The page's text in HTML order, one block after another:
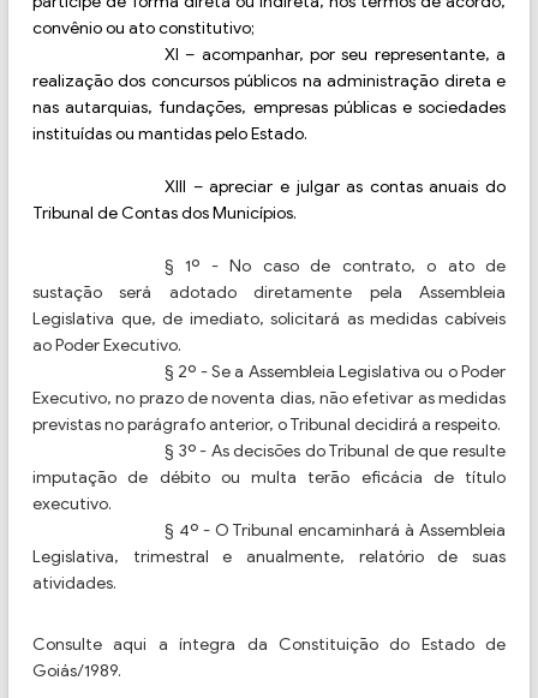
convênio ou ato constitutivo;
XI – acompanhar, por seu representante, a
realização dos concursos públicos na administração direta e
nas autarquias, fundações, empresas públicas e sociedades
instituídas ou mantidas pelo Estado.
XIII – apreciar e julgar as contas anuais do
Tribunal de Contas dos Municípios.
§ 1º - No caso de contrato, o ato de
sustação será adotado diretamente pela Assembleia
Legislativa que, de imediato, solicitará as medidas cabíveis
ao Poder Executivo.
§ 2º - Se a Assembleia Legislativa ou o Poder
Executivo, no prazo de noventa dias, não efetivar as medidas
previstas no parágrafo anterior, o Tribunal decidirá a respeito.
§ 3º - As decisões do Tribunal de que resulte
imputação de débito ou multa terão eficácia de título
executivo.
§ 4º - O Tribunal encaminhará à Assembleia
Legislativa, trimestral e anualmente, relatório de suas
atividades.
Consulte aqui a íntegra da Constituição do Estado de
Goiás/1989.